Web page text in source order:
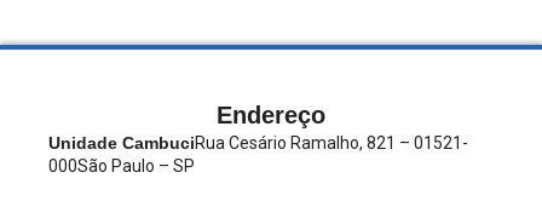
Endereço
Unidade CambuciRua Cesário Ramalho, 821 – 01521-
000São Paulo – SP